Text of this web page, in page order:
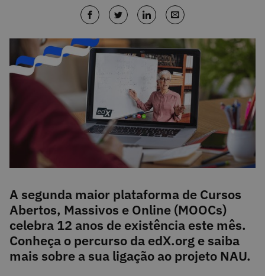
A segunda maior plataforma de Cursos
Abertos, Massivos e Online (MOOCs)
celebra 12 anos de existência este mês.
Conheça o percurso da edX.org e saiba
mais sobre a sua ligação ao projeto NAU.